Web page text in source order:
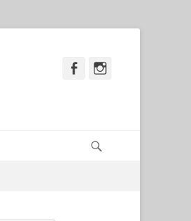
Facebook